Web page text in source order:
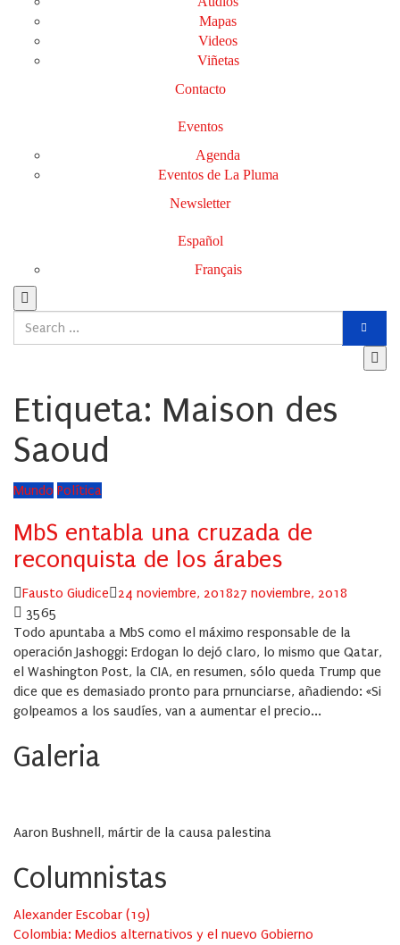
Mapas
Videos
Viñetas
Contacto
Eventos
Agenda
Eventos de La Pluma
Newsletter
Español
Français
Etiqueta: Maison des
Saoud
Mundo Política
MbS entabla una cruzada de
reconquista de los árabes
Author
Fausto Giudice
Posted
24 noviembre, 201827 noviembre, 2018
3565
Todo apuntaba a MbS como el máximo responsable de la
operación Jashoggi: Erdogan lo dejó claro, lo mismo que Qatar,
el Washington Post, la CIA, en resumen, sólo queda Trump que
dice que es demasiado pronto para prnunciarse, añadiendo: «Si
golpeamos a los saudíes, van a aumentar el precio...
Galeria
Aaron Bushnell, mártir de la causa palestina
Columnistas
Alexander Escobar (19)
Colombia: Medios alternativos y el nuevo Gobierno